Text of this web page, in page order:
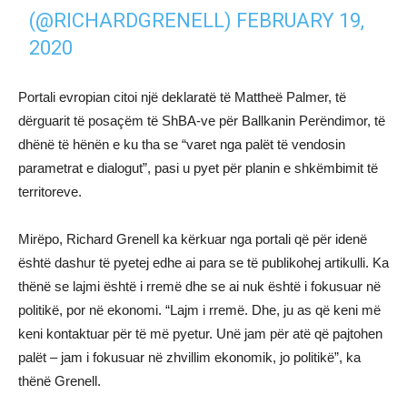
(@RICHARDGRENELL) FEBRUARY 19,
2020
Portali evropian citoi një deklaratë të Mattheë Palmer, të
dërguarit të posaçëm të ShBA-ve për Ballkanin Perëndimor, të
dhënë të hënën e ku tha se “varet nga palët të vendosin
parametrat e dialogut”, pasi u pyet për planin e shkëmbimit të
territoreve.
Mirëpo, Richard Grenell ka kërkuar nga portali që për idenë
është dashur të pyetej edhe ai para se të publikohej artikulli. Ka
thënë se lajmi është i rremë dhe se ai nuk është i fokusuar në
politikë, por në ekonomi. “Lajm i rremë. Dhe, ju as që keni më
keni kontaktuar për të më pyetur. Unë jam për atë që pajtohen
palët – jam i fokusuar në zhvillim ekonomik, jo politikë”, ka
thënë Grenell.